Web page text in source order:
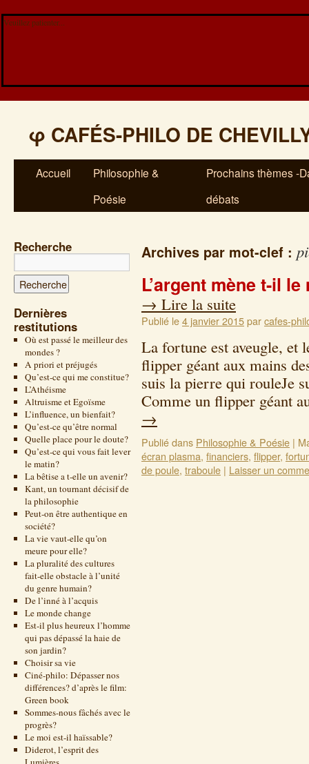
Veuillez patienter...
φ CAFÉS-PHILO DE
Accueil
Philosophie &
Poésie
Prochains thèmes -
débats
Recherche
Dernières
restitutions
Où est passé le meilleur des
mondes ?
A priori et préjugés
Qu’est-ce qui me constitue?
L’Athéisme
Altruisme et Egoïsme
L’influence, un bienfait?
Qu’est-ce qu’être normal
Quelle place pour le doute?
Qu’est-ce qui vous fait lever
le matin?
La bêtise a t-elle un avenir?
Kant, un tournant décisif de
la philosophie
Peut-on être authentique en
société?
La vie vaut-elle qu’on
meure pour elle?
La pluralité des cultures
fait-elle obstacle à l’unité
du genre humain?
De l’inné à l’acquis
Le monde change
Est-il plus heureux l’homme
qui pas dépassé la haie de
son jardin?
Choisir sa vie
Ciné-philo: Dépasser nos
différences? d’après le film:
Green book
Sommes-nous fâchés avec le
progrès?
Le moi est-il haïssable?
Diderot, l’esprit des
Archives par mot-clef :
L’argent mène t-il
→ Lire la suite
Publié le4 janvier 2015parcafes-
La fortune est aveugle, et
flipper géant aux mains
suis la pierre qui rouleJe
Comme un flipper géant
→
Publié dans Philosophie & Poésie |
écran plasma, financiers, flipper,
de poule, traboule | Laisser un